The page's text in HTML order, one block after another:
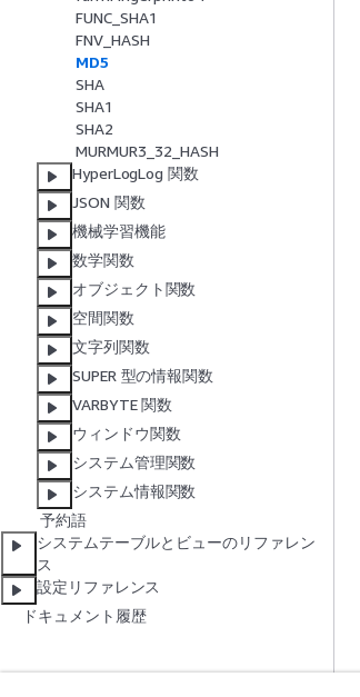
FUNC_SHA1
FNV_HASH
MD5
SHA
SHA1
SHA2
MURMUR3_32_HASH
HyperLogLog 関数
JSON 関数
機械学習機能
数学関数
オブジェクト関数
空間関数
文字列関数
SUPER 型の情報関数
VARBYTE 関数
ウィンドウ関数
システム管理関数
システム情報関数
予約語
システムテーブルとビューのリファレン
ス
設定リファレンス
ドキュメント履歴